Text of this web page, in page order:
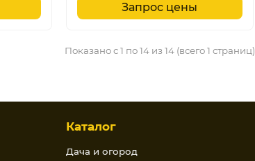
Запрос цены
Показано с 1 по 14 из 14 (всего 1 страниц)
Каталог
Дача и огород